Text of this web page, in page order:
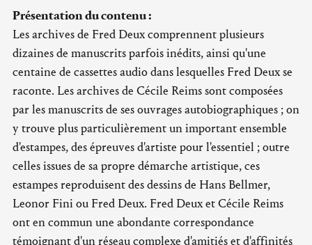
Présentation du contenu :
Les archives de Fred Deux comprennent plusieurs
dizaines de manuscrits parfois inédits, ainsi qu'une
centaine de cassettes audio dans lesquelles Fred Deux se
raconte. Les archives de Cécile Reims sont composées
par les manuscrits de ses ouvrages autobiographiques ; on
y trouve plus particulièrement un important ensemble
d'estampes, des épreuves d'artiste pour l'essentiel ; outre
celles issues de sa propre démarche artistique, ces
estampes reproduisent des dessins de Hans Bellmer,
Leonor Fini ou Fred Deux. Fred Deux et Cécile Reims
ont en commun une abondante correspondance
témoignant d'un réseau complexe d'amitiés et d'affinités